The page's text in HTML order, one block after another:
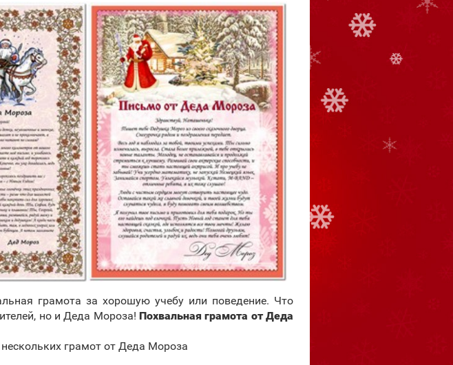
грамота за хорошую учебу или поведение. Что
но и Деда Мороза! Похвальная грамота от Деда
грамот от Деда Мороза